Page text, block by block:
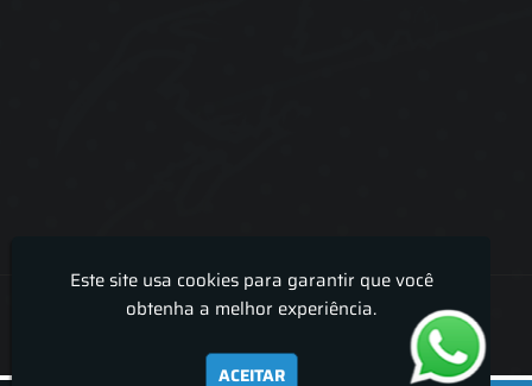
Lira Luz Decor - Cortinas sob medidas e persianas
Este site usa cookies para garantir que você
obtenha a melhor experiência.
ACEITAR